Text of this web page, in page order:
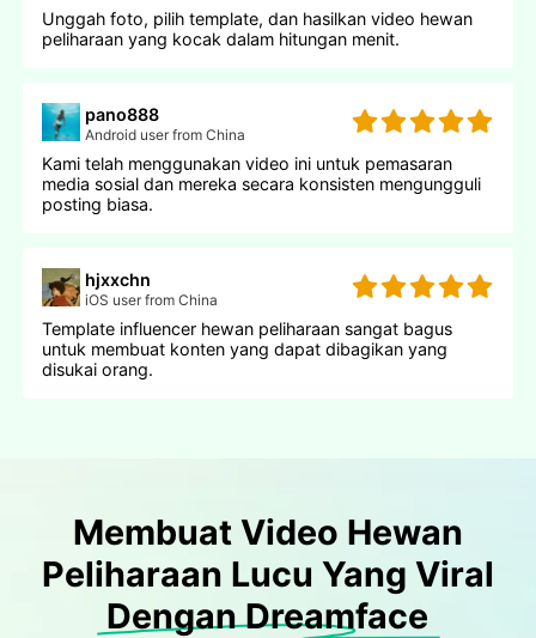
Unggah foto, pilih template, dan hasilkan video hewan
peliharaan yang kocak dalam hitungan menit.
pano888
Android user from China
Kami telah menggunakan video ini untuk pemasaran
media sosial dan mereka secara konsisten mengungguli
posting biasa.
hjxxchn
iOS user from China
Template influencer hewan peliharaan sangat bagus
untuk membuat konten yang dapat dibagikan yang
disukai orang.
Membuat Video Hewan
Peliharaan Lucu Yang Viral
Dengan Dreamface